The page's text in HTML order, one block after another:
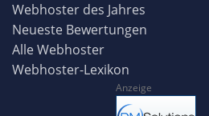
Webhoster des Jahres
Neueste Bewertungen
Alle Webhoster
Webhoster-Lexikon
Anzeige